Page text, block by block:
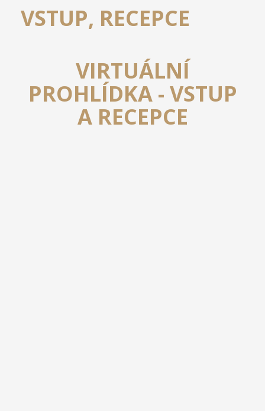
VSTUP, RECEPCE
VIRTUÁLNÍ
PROHLÍDKA - VSTUP
A RECEPCE